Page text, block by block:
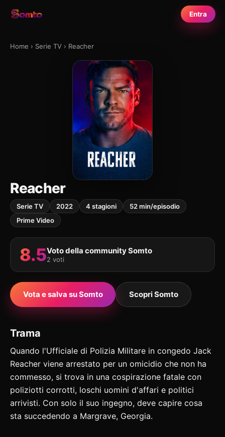
Entra
Home › Serie TV › Reacher
Reacher
Serie TV 2022 4 stagioni
52 min/episodio
Prime Video
8.5Voto della community Somto
2 voti
Vota e salva su Somto Scopri Somto
Trama
Quando l'Ufficiale di Polizia Militare in congedo Jack
Reacher viene arrestato per un omicidio che non ha
commesso, si trova in una cospirazione fatale con
poliziotti corrotti, loschi uomini d'affari e politici
arrivisti. Con solo il suo ingegno, deve capire cosa
sta succedendo a Margrave, Georgia.